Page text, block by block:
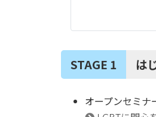
STAGE 1 は
オープンセミナ